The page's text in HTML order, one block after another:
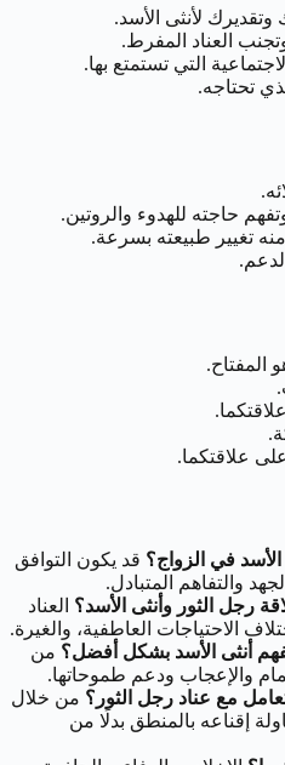
لأنثى الأسد.
العناد المفرط.
التي تستمتع بها.
تحتاجه.
حاجته للهدوء والروتين.
تغيير طبيعته بسرعة.
المفتاح.
علاقتكما.
في الزواج؟ قد يكون التوافق
والتفاهم المتبادل.
رجل الثور وأنثى الأسد؟ العناد
الاحتياجات العاطفية، والغيرة.
أنثى الأسد بشكل أفضل؟ من
والإعجاب ودعم طموحاتها.
مع عناد رجل الثور؟ من خلال
إقناعه بالمنطق بدلًا من